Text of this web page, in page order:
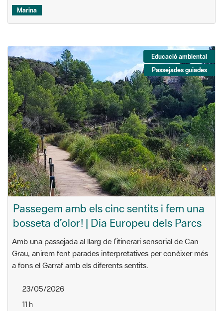
Marina
Educació ambiental
Passejades guiades
Passegem amb els cinc sentits i fem una
bosseta d’olor! | Dia Europeu dels Parcs
Amb una passejada al llarg de l’itinerari sensorial de Can
Grau, anirem fent parades interpretatives per conèixer més
a fons el Garraf amb els diferents sentits.
23/05/2026
11 h